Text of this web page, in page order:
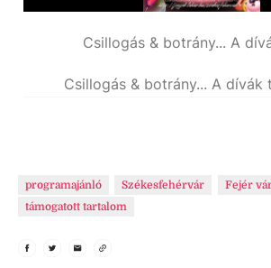
Csillogás & botrány... A
Csillogás & botrány... A dívák
programajánló Székesfehérvár
Fejér
támogatott tartalom